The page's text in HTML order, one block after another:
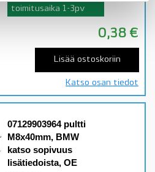
toimitusaika 1-3pv
0,38 €
Lisää ostoskoriin
Katso osan tiedot
07129903964 pultti
M8x40mm, BMW
katso sopivuus
lisätiedoista, OE